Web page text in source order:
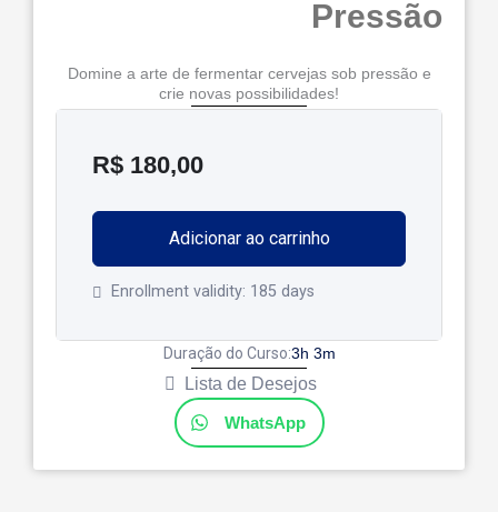
Pressão
Domine a arte de fermentar cervejas sob pressão e
crie novas possibilidades!
R$ 180,00
Adicionar ao carrinho
Enrollment validity: 185 days
Duração do Curso:3h 3m
Lista de Desejos
WhatsApp